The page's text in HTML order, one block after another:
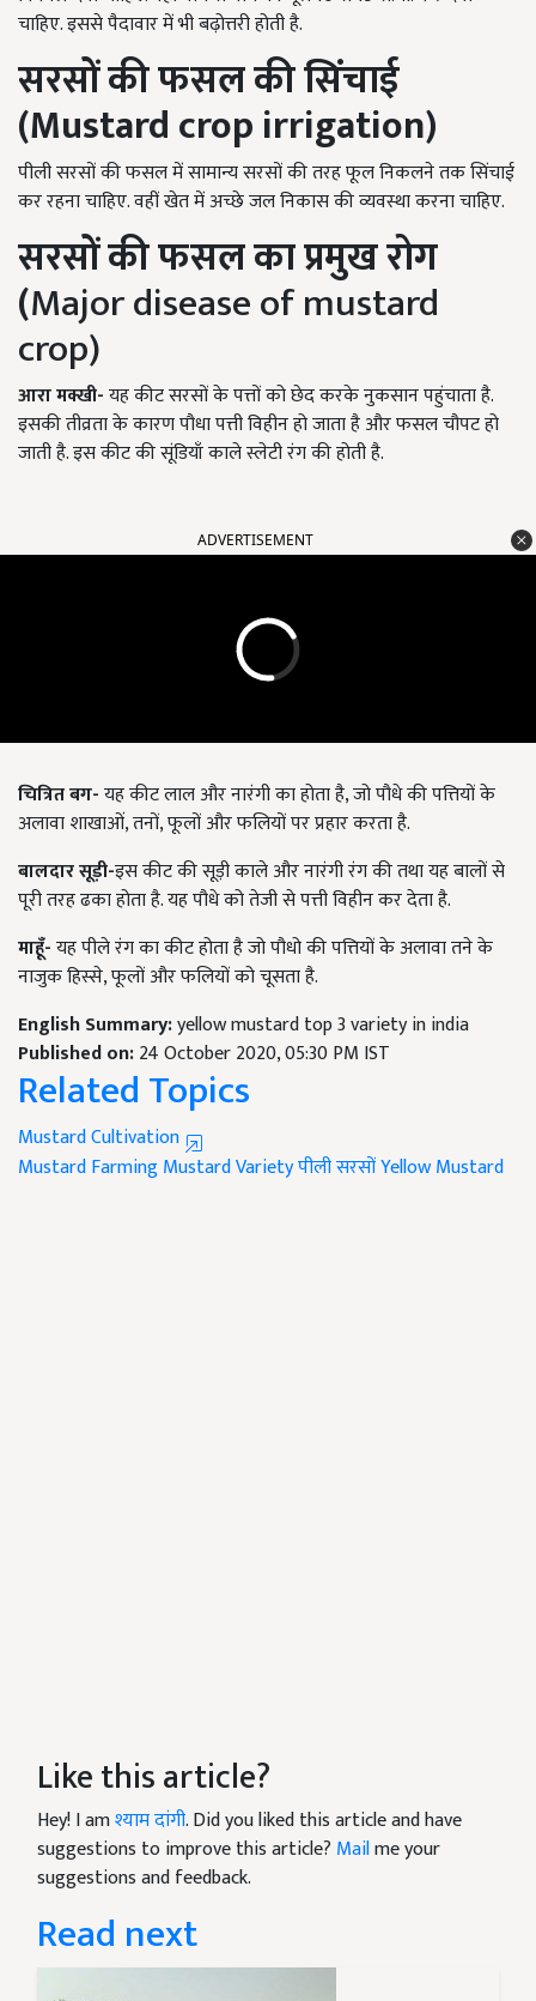
चाहिए. इससे पैदावार में भी बढ़ोत्तरी होती है.
सरसों की फसल की सिंचाई
(Mustard crop irrigation)
पीली सरसों की फसल में सामान्य सरसों की तरह फूल निकलने तक सिंचाई
कर रहना चाहिए. वहीं खेत में अच्छे जल निकास की व्यवस्था करना चाहिए.
सरसों की फसल का प्रमुखरोग
(Major disease of mustard
crop)
आरामक्खी-यह कीट सरसों के पत्तों को छेद करके नुकसान पहुंचाता है.
इसकी तीव्रता के कारण पौधा पत्ती विहीन हो जाता है और फसल चौपट हो
जाती है. इस कीट की सूंडियाँ काले स्लेटी रंग की होती है.
ADVERTISEMENT
चित्रितबग-यह कीट लाल और नारंगी का होता है, जो पौधे की पत्तियों के
अलावा शाखाओं, तनों, फूलों और फलियों पर प्रहार करता है.
बालदारसूड़ी-इस कीट की सूड़ी काले और नारंगी रंग की तथा यह बालों से
पूरी तरह ढका होता है. यह पौधे को तेजी से पत्ती विहीन कर देता है.
माहूँ-यह पीले रंग का कीट होता है जो पौधो की पत्तियों के अलावा तने के
नाजुक हिस्से, फूलों और फलियों को चूसता है.
English Summary:yellow mustard top 3 variety in india
Published on:24 October 2020, 05:30 PM IST
Related Topics
Mustard Cultivation
Mustard FarmingMustard Varietyपीली सरसोंYellow Mustard
Like this article?
Hey! I amश्याम दांगी. Did you liked this article and have
suggestions to improve this article? Mailme your
suggestions and feedback.
Read next